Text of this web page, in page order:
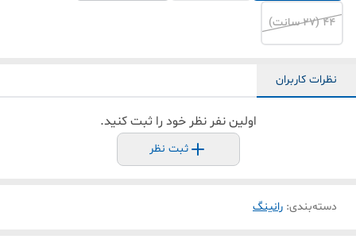
44 (27 سانت)
نظرات کاربران
اولین نفر نظر خود را ثبت کنید.
ثبت نظر
دسته‌بندی: رانینگ